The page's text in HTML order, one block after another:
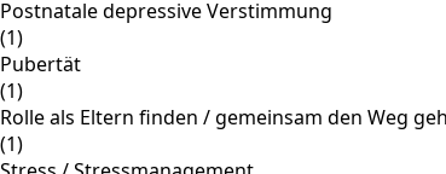
Postnatale depressive Verstimmung
(1)
Pubertät
(1)
Rolle als Eltern finden / gemeinsam den Weg
(1)